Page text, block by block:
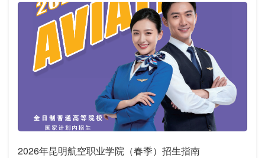
2026年昆明航空职业学院（春季）招生指南